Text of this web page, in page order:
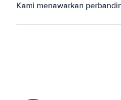
Kami menawarkan